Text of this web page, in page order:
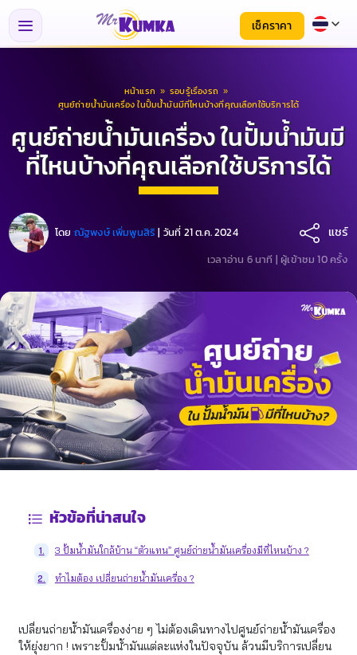
เช็คราคา
หน้าแรก » รอบรู้เรื่องรถ »
ศูนย์ถ่ายน้ำมันเครื่อง ในปั้มน้ำมันมีที่ไหนบ้างที่คุณเลือกใช้บริการได้
ศูนย์ถ่ายน้ำมันเครื่อง ในปั้มน้ำมันมี
ที่ไหนบ้างที่คุณเลือกใช้บริการได้
โดย ณัฐพงษ์ เพิ่มพูนสิริ| วันที่ 21 ต.ค. 2024 แชร์
เวลาอ่าน 6 นาที | ผู้เข้าชม 10 ครั้ง
หัวข้อที่น่าสนใจ
1. 3 ปั้มน้ำมันใกล้บ้าน “ตัวแทน” ศูนย์ถ่ายน้ำมันเครื่องมีที่ไหนบ้าง ?
2. ทำไมต้อง เปลี่ยนถ่ายน้ำมันเครื่อง ?
เปลี่ยนถ่ายน้ำมันเครื่องง่าย ๆ ไม่ต้องเดินทางไปศูนย์ถ่ายน้ำมันเครื่อง
ให้ยุ่งยาก ! เพราะปั้มน้ำมันแต่ละแห่งในปัจจุบัน ล้วนมีบริการเปลี่ยน